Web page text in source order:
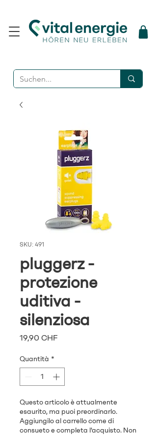
SKU: 491
pluggerz -
protezione
uditiva -
silenziosa
19,90 CHFPrezzo
Quantità *
Questo articolo è attualmente
esaurito, ma puoi preordinarlo.
Aggiungilo al carrello come di
consueto e completa l'acquisto. Non